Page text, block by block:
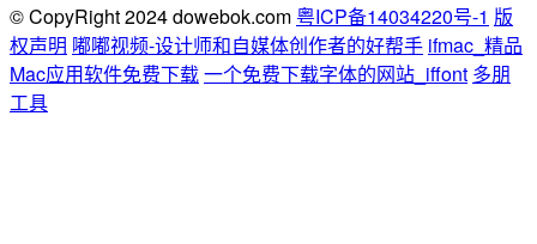
© CopyRight 2024 dowebok.com 粤ICP备14034220号-1 版
权声明 嘟嘟视频-设计师和自媒体创作者的好帮手 ifmac_精品
Mac应用软件免费下载一个免费下载字体的网站_iffont 多朋
工具